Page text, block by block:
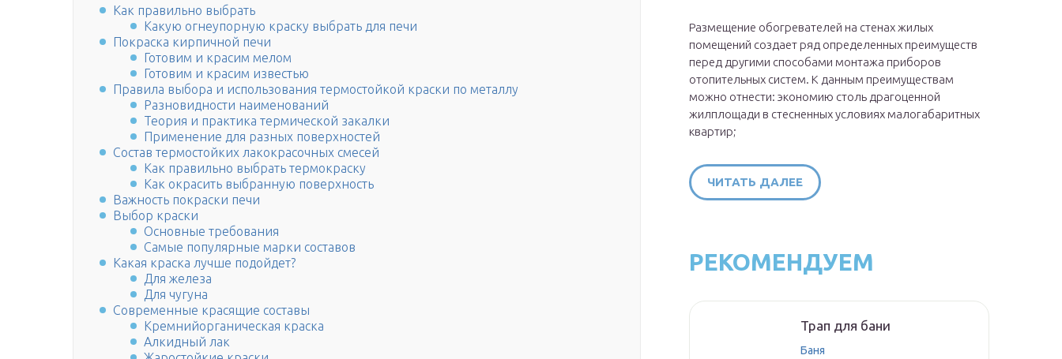
Как правильно выбрать
Какую огнеупорную краску выбрать для печи
Покраска кирпичной печи
Готовим и красим мелом
Готовим и красим известью
Правила выбора и использования термостойкой краски по металлу
Разновидности наименований
Теория и практика термической закалки
Применение для разных поверхностей
Состав термостойких лакокрасочных смесей
Как правильно выбрать термокраску
Как окрасить выбранную поверхность
Важность покраски печи
Выбор краски
Основные требования
Самые популярные марки составов
Какая краска лучше подойдет?
Для железа
Для чугуна
Современные красящие составы
Кремнийорганическая краска
Алкидный лак
Размещение обогревателей на стенах жилых
помещений создает ряд определенных преимуществ
перед другими способами монтажа приборов
отопительных систем. К данным преимуществам
можно отнести: экономию столь драгоценной
жилплощади в стесненных условиях малогабаритных
квартир;
ЧИТАТЬ ДАЛЕЕ
РЕКОМЕНДУЕМ
Трап для бани
Баня